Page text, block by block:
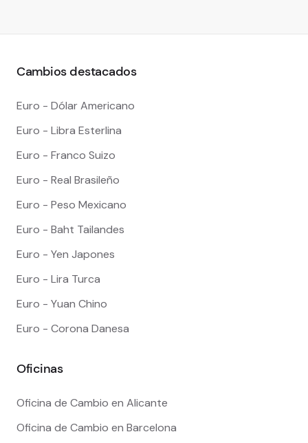
Cambios destacados
Euro - Dólar Americano
Euro - Libra Esterlina
Euro - Franco Suizo
Euro - Real Brasileño
Euro - Peso Mexicano
Euro - Baht Tailandes
Euro - Yen Japones
Euro - Lira Turca
Euro - Yuan Chino
Euro - Corona Danesa
Oficinas
Oficina de Cambio en Alicante
Oficina de Cambio en Barcelona